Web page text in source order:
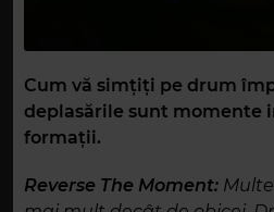
Cum vă simțiți pe drum
deplasările sunt momente
formații.
Reverse The Moment: